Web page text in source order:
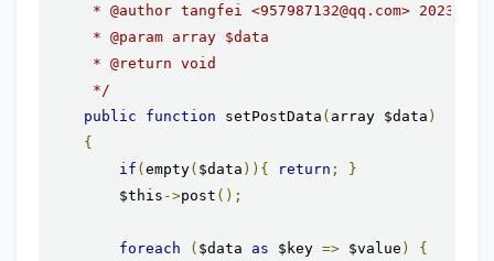
* @author tangfei <957987132@qq.com> 2023-03-
     * @param array $data
     * @return void
     */
public
function setPostData ( array $data )
{
if ( empty( $data )){ return ;
}
        $this
->post ();
foreach ( $data as $key => $value )
{